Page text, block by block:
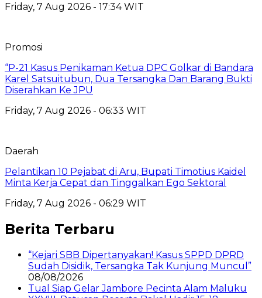
Friday, 7 Aug 2026 - 17:34 WIT
Promosi
“P-21 Kasus Penikaman Ketua DPC Golkar di Bandara
Karel Satsuitubun, Dua Tersangka Dan Barang Bukti
Diserahkan Ke JPU
Friday, 7 Aug 2026 - 06:33 WIT
Daerah
Pelantikan 10 Pejabat di Aru, Bupati Timotius Kaidel
Minta Kerja Cepat dan Tinggalkan Ego Sektoral
Friday, 7 Aug 2026 - 06:29 WIT
Berita Terbaru
“Kejari SBB Dipertanyakan! Kasus SPPD DPRD
Sudah Disidik, Tersangka Tak Kunjung Muncul”
08/08/2026
Tual Siap Gelar Jambore Pecinta Alam Maluku